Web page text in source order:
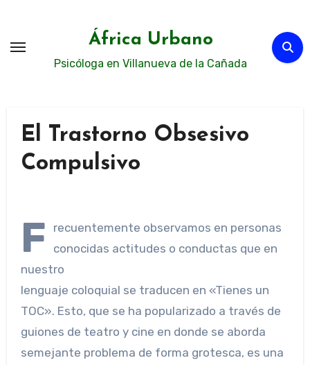
contenido
África Urbano
Psicóloga en Villanueva de la Cañada
El Trastorno Obsesivo
Compulsivo
F
recuentemente observamos en personas
conocidas actitudes o conductas que en
nuestro
lenguaje coloquial se traducen en «Tienes un
TOC». Esto, que se ha popularizado a través de
guiones de teatro y cine en donde se aborda
semejante problema de forma grotesca, es una